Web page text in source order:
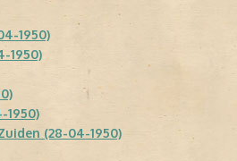
1950)
1950)
1950)
(28-04-1950)